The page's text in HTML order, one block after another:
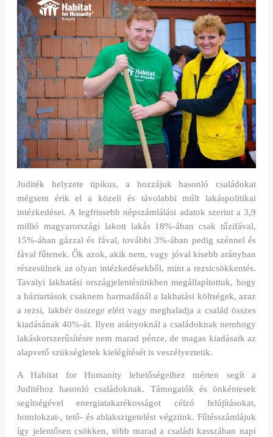
Juditék helyzete tipikus, a hozzájuk hasonló családokat
mégsem érik el a közeli és távolabbi múlt lakáspolitikai
intézkedései. A legfrissebb népszámlálási adatok szerint a 3,9
millió magyarországi lakott lakás 18%-ában csak tűzifával,
15%-ában gázzal és fával, további 3%-ában pedig szénnel és
fával fűtenek. Ők azok, akik nem, vagy jóval kisebb arányban
részesülnek az olyan intézkedésekből, mint a rezsicsökkentés.
Tavalyi lakhatási országjelentésünkben megállapítottuk, hogy
a háztartások csaknem harmadánál a lakhatási költségek, azaz
a rezsi, lakbér összege eléri vagy meghaladja a család összes
kiadásának 40%-át. Ilyen arányoknál a családoknak nemhogy
lakáskorszerűsítésre nem marad pénze, de magas kiadásaik az
alapvető szükségletek kielégítését is veszélyeztetik.
A Habitat for Humanity lehetőségeihez mérten segít a
Juditéhoz hasonló családoknak. Támogatók és önkéntesek
segítségével energiatakarékosságot célzó felújításokat,
homlokzat-, tető- és ablakszigetelést végzünk. Fűtésszámlájuk
így jelentősen csökken, több marad a családi kasszában napi